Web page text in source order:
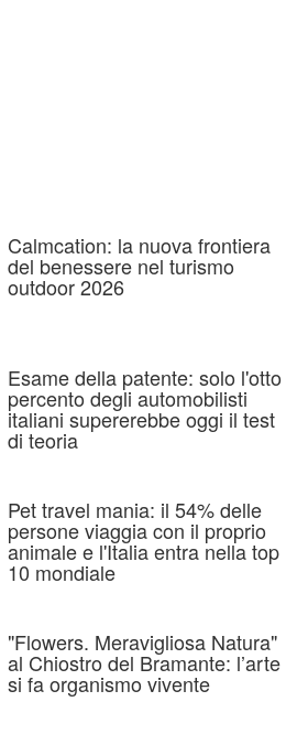
Calmcation: la nuova frontiera
del benessere nel turismo
outdoor 2026
Esame della patente: solo l'otto
percento degli automobilisti
italiani supererebbe oggi il test
di teoria
Pet travel mania: il 54% delle
persone viaggia con il proprio
animale e l'Italia entra nella top
10 mondiale
"Flowers. Meravigliosa Natura"
al Chiostro del Bramante: l’arte
si fa organismo vivente